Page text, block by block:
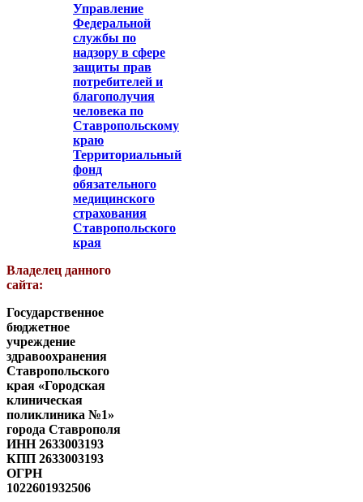
Управление
Федеральной
службы по
надзору в сфере
защиты прав
потребителей и
благополучия
человека по
Ставропольскому
краю
Территориальный
фонд
обязательного
медицинского
страхования
Ставропольского
края
Владелец данного
сайта:
Государственное
бюджетное
учреждение
здравоохранения
Ставропольского
края «Городская
клиническая
поликлиника №1»
города Ставрополя
ИНН 2633003193
КПП 2633003193
ОГРН
1022601932506